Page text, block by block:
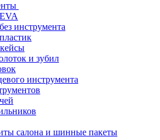
инструмента
и зубил
инструмента